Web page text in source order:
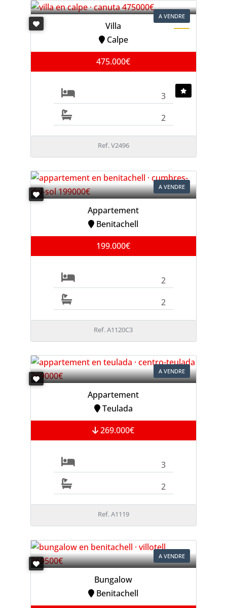
A VENDRE
Villa
Calpe
475.000€
3
2
Ref. V2496
A VENDRE
Appartement
Benitachell
199.000€
2
2
Ref. A1120C3
A VENDRE
Appartement
Teulada
269.000€
3
2
Ref. A1119
A VENDRE
Bungalow
Benitachell